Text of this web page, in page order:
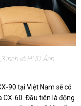
inch và HUD. Ảnh:
90 tại Việt Nam sẽ có
CX-60. Đầu tiên là động